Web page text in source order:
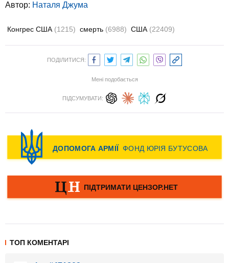
Автор: Наталя Джума
Конгрес США (1215) смерть (6988) США (22409)
ПОДІЛИТИСЯ:
Мені подобається
ПІДСУМУВАТИ:
ТОП КОМЕНТАРІ